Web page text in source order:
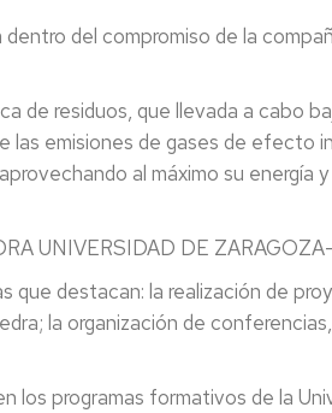
del compromiso de la
de residuos, que llevada a cabo
emisiones de gases de efecto
al máximo su energía
UNIVERSIDAD DE
destacan: la realización de
la organización de
programas formativos de la